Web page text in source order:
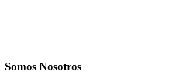
Somos Nosotros